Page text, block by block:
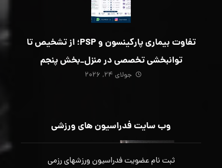
تفاوت بیماری پارکینسون و PSP؛ از تشخیص تا
توانبخشی تخصصی در منزل_بخش پنجم
جولای ۲۴, ۲۰۲۶
وب سایت فدراسیون های ورزشی
ثبت نام عضویت فدراسیون ورزشهای رزمی